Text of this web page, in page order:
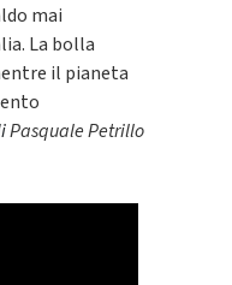
mai
La bolla
il pianeta
Pasquale Petrillo